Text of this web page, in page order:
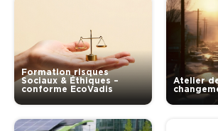
Formation risques
Sociaux & Éthiques –
conforme EcoVadis
Atelier